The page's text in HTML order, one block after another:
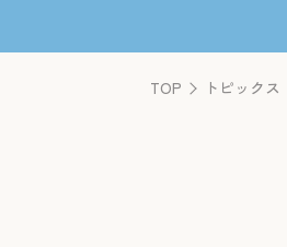
TOP トピックス